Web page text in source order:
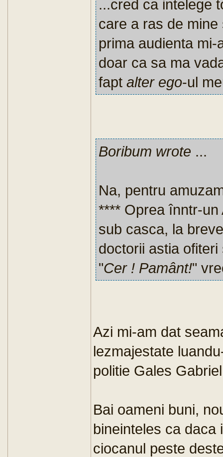
...cred ca intelege
care a ras de
prima audienta
doar ca sa ma
fapt alter ego-ul
Boribum wrote ...
Na, pentru
**** Oprea înntr-
sub casca, la
doctorii astia
"Cer ! Pamânt!"
Azi mi-am dat
lezmajestate
politie Gales
Bai oameni buni,
bineinteles ca daca
ciocanul peste